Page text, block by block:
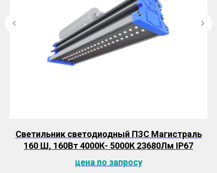
Светильник светодиодный ПЗС Магистраль
160 Ш, 160Вт 4000К- 5000К 23680Лм IP67
цена по запросу